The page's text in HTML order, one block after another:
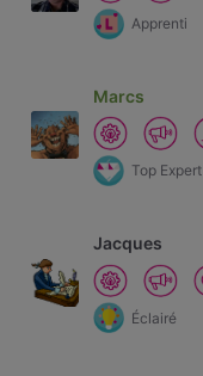
Apprenti
Marcs
Top Expert
Jacques
Éclairé